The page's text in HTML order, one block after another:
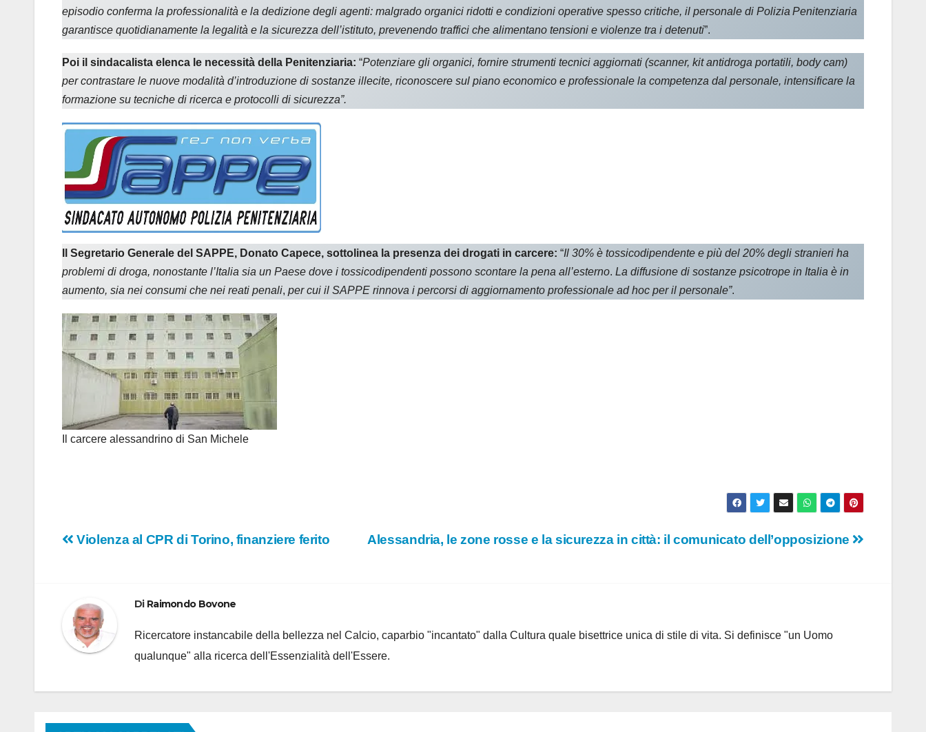
episodio conferma la professionalità e la dedizione degli agenti: malgrado organici ridotti e condizioni operative spesso critiche, il personale di Polizia Penitenziaria
garantisce quotidianamente la legalità e la sicurezza dell’istituto, prevenendo traffici che alimentano tensioni e violenze tra i detenuti”.
Poi il sindacalista elenca le necessità della Penitenziaria: “Potenziare gli organici, fornire strumenti tecnici aggiornati (scanner, kit antidroga portatili, body cam)
per contrastare le nuove modalità d’introduzione di sostanze illecite, riconoscere sul piano economico e professionale la competenza dal personale, intensificare la
formazione su tecniche di ricerca e protocolli di sicurezza”.
Il Segretario Generale del SAPPE, Donato Capece, sottolinea la presenza dei drogati in carcere: “Il 30% è tossicodipendente e più del 20% degli stranieri ha
problemi di droga, nonostante l’Italia sia un Paese dove i tossicodipendenti possono scontare la pena all’esterno. La diffusione di sostanze psicotrope in Italia è in
aumento, sia nei consumi che nei reati penali, per cui il SAPPE rinnova i percorsi di aggiornamento professionale ad hoc per il personale”.
Il carcere alessandrino di San Michele
Navigazione
Alessandria, le zone rosse e la sicurezza in città: il comunicato dell’opposizione
Violenza al CPR di Torino, finanziere ferito
Di Raimondo Bovone
Ricercatore instancabile della bellezza nel Calcio, caparbio "incantato" dalla Cultura quale bisettrice unica di stile di vita. Si definisce "un Uomo
qualunque" alla ricerca dell'Essenzialità dell'Essere.